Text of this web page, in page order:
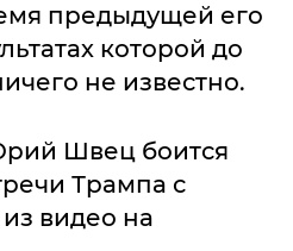
предыдущей его
которой до
не известно.
Швец боится
Трампа с
видео на